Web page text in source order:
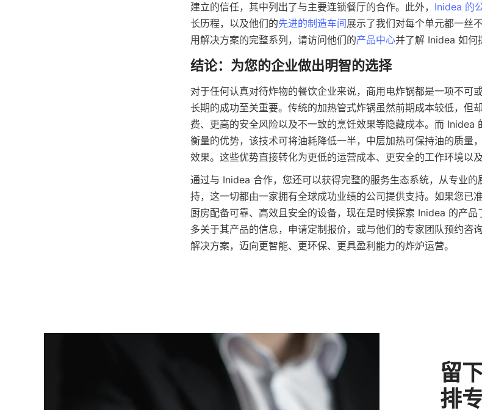
建立的信任，其中列出了与主要连锁餐厅的合作。此外， Inidea 的
长历程，以及他们的先进的制造车间展示了我们对每个单元都一丝
用解决方案的完整系列，请访问他们的产品中心
对于任何认真对待炸物的餐饮企业来说，商用电炸锅都是一项不可
长期的成功至关重要。传统的加热管式炸锅虽然前期成本较低，但
费、更高的安全风险以及不一致的烹饪效果等隐藏成本。而 Inidea
衡量的优势，该技术可将油耗降低一半，中层加热可保持油的质量
效果。这些优势直接转化为更低的运营成本、更安全的工作环境以
通过与 Inidea 合作，您还可以获得完整的服务生态系统，从专业
持，这一切都由一家拥有全球成功业绩的公司提供支持。如果您已
厨房配备可靠、高效且安全的设备，现在是时候探索 Inidea 的产
多关于其产品的信息，申请定制报价，或与他们的专家团队预约咨
解决方案，迈向更智能、更环保、更具盈利能力的炸炉运营。
留
排